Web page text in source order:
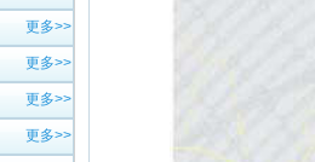
更多>>
更多>>
更多>>
更多>>